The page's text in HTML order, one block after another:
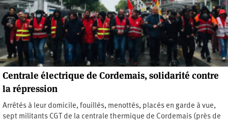
Centrale électrique de Cordemais, solidarité contre
la répression
Arrêtés à leur domicile, fouillés, menottés, placés en garde à vue,
sept militants CGT de la centrale thermique de Cordemais (près de